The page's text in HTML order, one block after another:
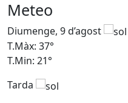
Meteo
Diumenge, 9 d’agost
T.Màx: 37°
T.Min: 21°
Tarda